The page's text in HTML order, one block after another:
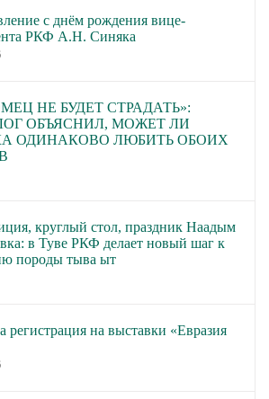
с днём рождения вице-
РКФ А.Н. Синяка
НЕ БУДЕТ СТРАДАТЬ»:
ОБЪЯСНИЛ, МОЖЕТ ЛИ
ОДИНАКОВО ЛЮБИТЬ ОБОИХ
круглый стол, праздник Наадым
в Туве РКФ делает новый шаг к
породы тыва ыт
регистрация на выставки «Евразия